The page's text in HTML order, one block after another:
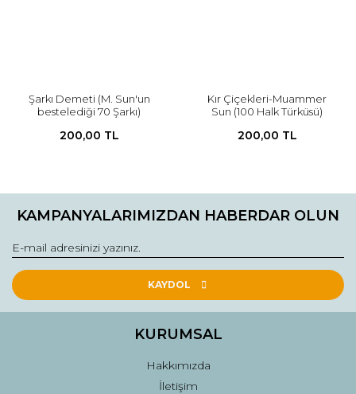
Şarkı Demeti (M. Sun'un
bestelediği 70 Şarkı)
200,00 TL
Kır Çiçekleri-Muammer
Sun (100 Halk Türküsü)
200,00 TL
KAMPANYALARIMIZDAN HABERDAR OLUN
KAYDOL
KURUMSAL
Hakkımızda
İletişim